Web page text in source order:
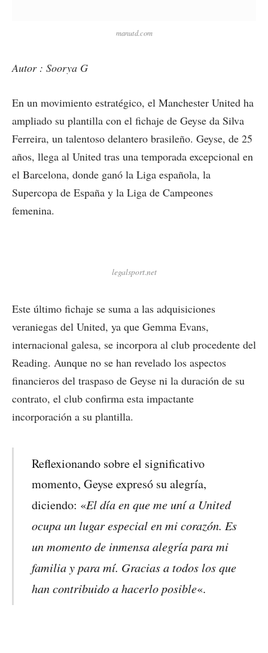
manutd.com
Autor : Soorya G
En un movimiento estratégico, el Manchester United ha
ampliado su plantilla con el fichaje de Geyse da Silva
Ferreira, un talentoso delantero brasileño. Geyse, de 25
años, llega al United tras una temporada excepcional en
el Barcelona, donde ganó la Liga española, la
Supercopa de España y la Liga de Campeones
femenina.
legalsport.net
Este último fichaje se suma a las adquisiciones
veraniegas del United, ya que Gemma Evans,
internacional galesa, se incorpora al club procedente del
Reading. Aunque no se han revelado los aspectos
financieros del traspaso de Geyse ni la duración de su
contrato, el club confirma esta impactante
incorporación a su plantilla.
Reflexionando sobre el significativo
momento, Geyse expresó su alegría,
diciendo: «El día en que me uní a United
ocupa un lugar especial en mi corazón. Es
un momento de inmensa alegría para mi
familia y para mí. Gracias a todos los que
han contribuido a hacerlo posible«.